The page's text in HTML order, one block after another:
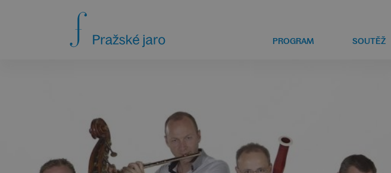
PROGRAM SOUTĚŽ